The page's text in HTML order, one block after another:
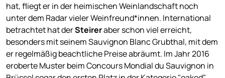
hat, fliegt er in der heimischen Weinlandschaft noch
unter dem Radar vieler Weinfreund*innen. International
betrachtet hat derSteireraber schon viel erreicht,
besonders mit seinem Sauvignon Blanc Grubthal, mit dem
er regelmäßig beachtliche Preise abräumt. Im Jahr 2016
eroberte Muster beim Concours Mondial du Sauvignon in